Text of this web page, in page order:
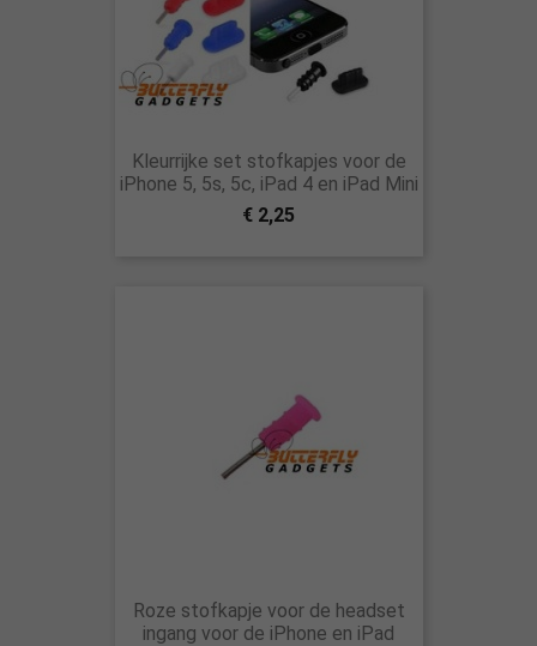
Kleurrijke set stofkapjes voor de
iPhone 5, 5s, 5c, iPad 4 en iPad Mini
€ 2,25
Roze stofkapje voor de headset
ingang voor de iPhone en iPad